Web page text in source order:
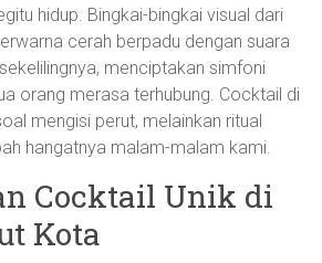
hidup. Bingkai-bingkai visual dari
cerah berpadu dengan suara
menciptakan simfoni
orang merasa terhubung. Cocktail di
mengisi perut, melainkan ritual
hangatnya malam-malam kami.
Cocktail Unik di
Kota